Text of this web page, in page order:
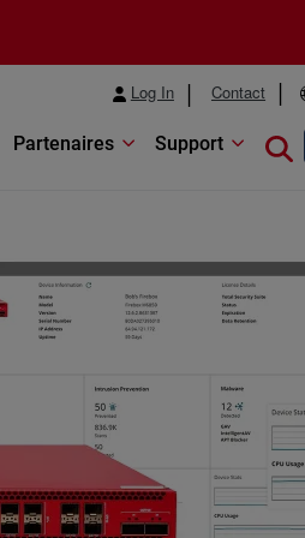
Log In Contact
Partenaires Support